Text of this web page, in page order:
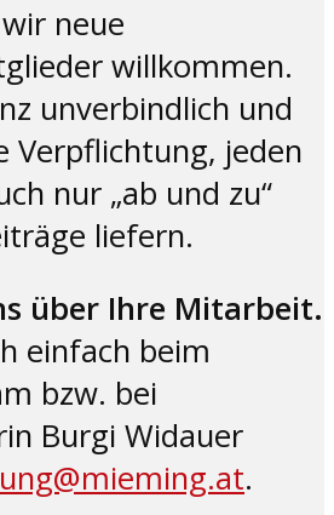
neue
willkommen.
unverbindlich und
Verpflichtung, jeden
nur „ab und zu“
liefern.
über Ihre Mitarbeit.
einfach beim
bzw. bei
Burgi Widauer
.